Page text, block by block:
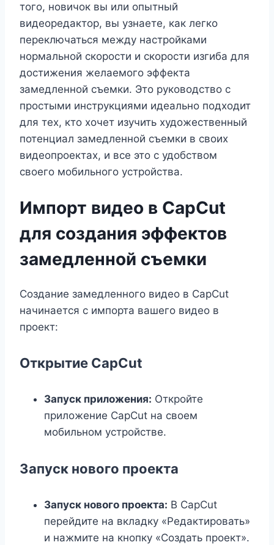
того, новичок вы или опытный
видеоредактор, вы узнаете, как легко
переключаться между настройками
нормальной скорости и скорости изгиба для
достижения желаемого эффекта
замедленной съемки. Это руководство с
простыми инструкциями идеально подходит
для тех, кто хочет изучить художественный
потенциал замедленной съемки в своих
видеопроектах, и все это с удобством
своего мобильного устройства.
Импорт видео в CapCut
для создания эффектов
замедленной съемки
Создание замедленного видео в CapCut
начинается с импорта вашего видео в
проект:
Открытие CapCut
Запуск приложения: Откройте
приложение CapCut на своем
мобильном устройстве.
Запуск нового проекта
Запуск нового проекта: В CapCut
перейдите на вкладку «Редактировать»
и нажмите на кнопку «Создать проект».